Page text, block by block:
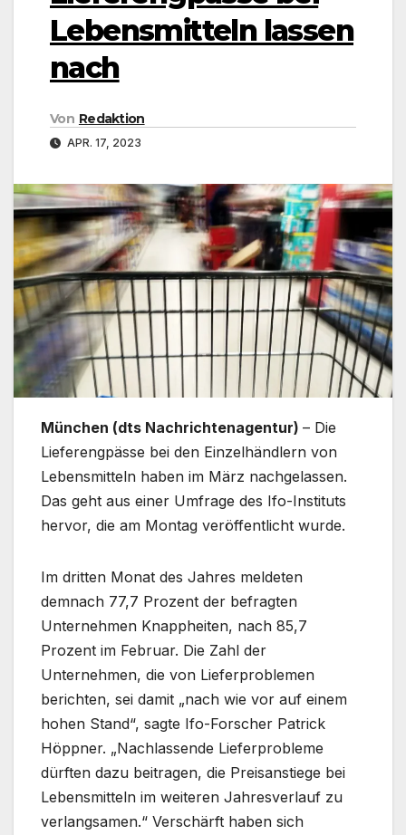
Lebensmitteln lassen
nach
Von Redaktion
APR. 17, 2023
München (dts Nachrichtenagentur) – Die
Lieferengpässe bei den Einzelhändlern von
Lebensmitteln haben im März nachgelassen.
Das geht aus einer Umfrage des Ifo-Instituts
hervor, die am Montag veröffentlicht wurde.
Im dritten Monat des Jahres meldeten
demnach 77,7 Prozent der befragten
Unternehmen Knappheiten, nach 85,7
Prozent im Februar. Die Zahl der
Unternehmen, die von Lieferproblemen
berichten, sei damit „nach wie vor auf einem
hohen Stand“, sagte Ifo-Forscher Patrick
Höppner. „Nachlassende Lieferprobleme
dürften dazu beitragen, die Preisanstiege bei
Lebensmitteln im weiteren Jahresverlauf zu
verlangsamen.“ Verschärft haben sich